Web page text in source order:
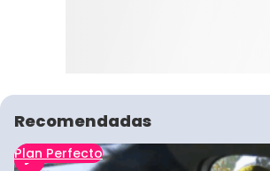
Recomendadas
Plan Perfecto